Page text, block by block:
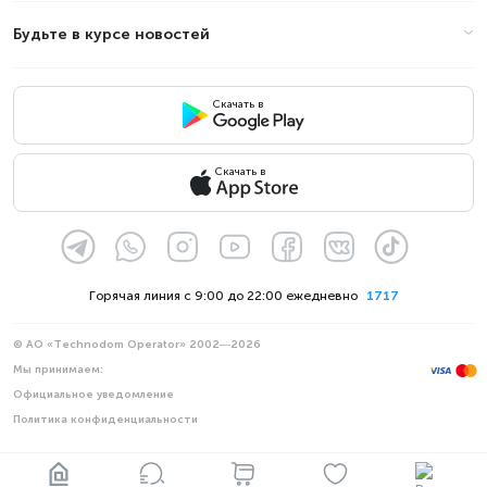
Будьте в курсе новостей
Скачать в
Скачать в
1717
Горячая линия с 9:00 до 22:00 ежедневно
© АО «Technodom Operator» 2002—2026
Мы принимаем:
Официальное уведомление
Политика конфиденциальности